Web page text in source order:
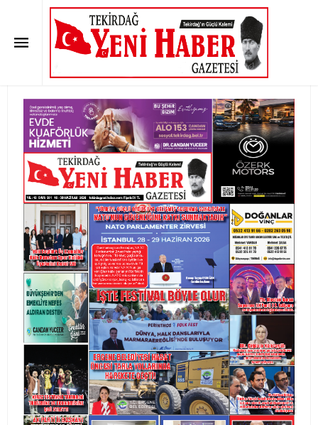
Tekirdağ Yeni Haber Gazetesi
581.Sayı Çıktı
Tekirdağ Yeni Haber Gazetesi 581.Sayı Çıktı